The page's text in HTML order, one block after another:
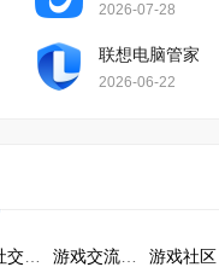
2026-07-28
联想电脑管家
2026-06-22
游戏社区